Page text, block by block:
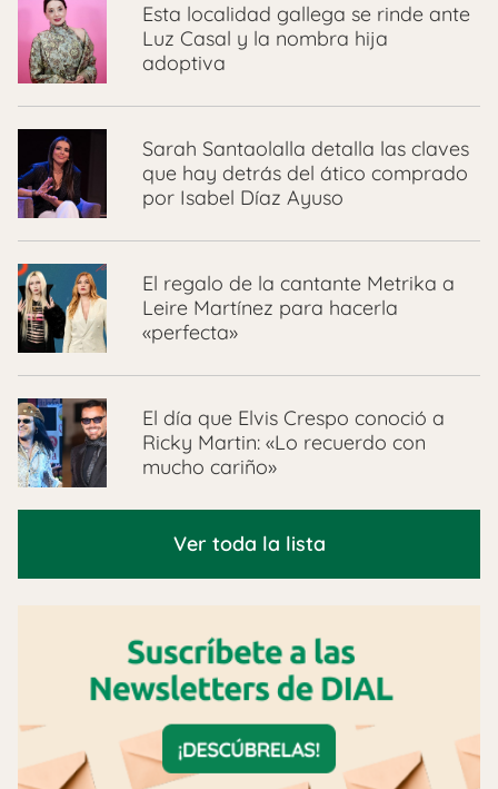
Esta localidad gallega se rinde ante
Luz Casal y la nombra hija
adoptiva
Sarah Santaolalla detalla las claves
que hay detrás del ático comprado
por Isabel Díaz Ayuso
El regalo de la cantante Metrika a
Leire Martínez para hacerla
«perfecta»
El día que Elvis Crespo conoció a
Ricky Martin: «Lo recuerdo con
mucho cariño»
Ver toda la lista